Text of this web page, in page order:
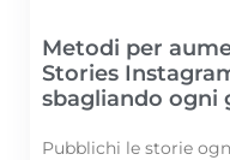
Metodi per
Stories
sbagliando ogni
Pubblichi le storie